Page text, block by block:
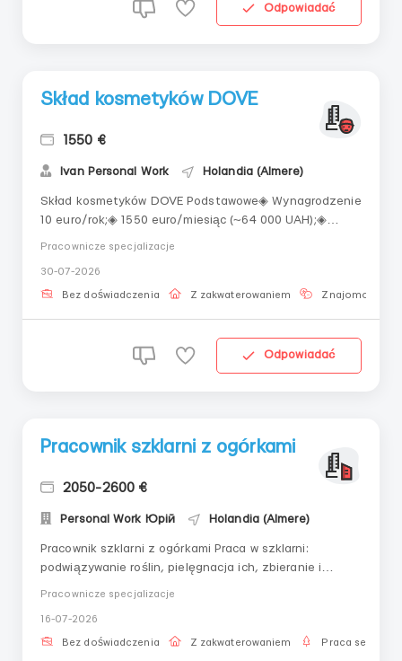
Odpowiadać
Skład kosmetyków DOVE
1550 €
Ivan Personal Work Holandia (Almere)
Skład kosmetyków DOVE Podstawowe◈ Wynagrodzenie
10 euro/rok;◈ 1550 euro/miesiąc (~64 000 UAH);◈
Wynagrodzenie◈ 10 euro/rok;◈ 1550 euro/miesiąc (~64
000 UAH). Grafik◈ Poniedziałek – sobota;◈ Od 7 rano
Pracownicze specjalizacje
30-07-2026
Bez doświadczenia Z zakwaterowaniem Znajomość
Odpowiadać
Pracownik szklarni z ogórkami
2050-2600 €
Personal Work Юрій Holandia (Almere)
Pracownik szklarni z ogórkami Praca w szklarni:
podwiązywanie roślin, pielęgnacja ich, zbieranie i
/miesięcznie netto; 90 800- 113 500 грн;📈 Praca 160-
200 godzin/miesiąc;👬 Dla kobiet i mężczyzn...
Pracownicze specjalizacje
16-07-2026
Bez doświadczenia Z zakwaterowaniem Praca